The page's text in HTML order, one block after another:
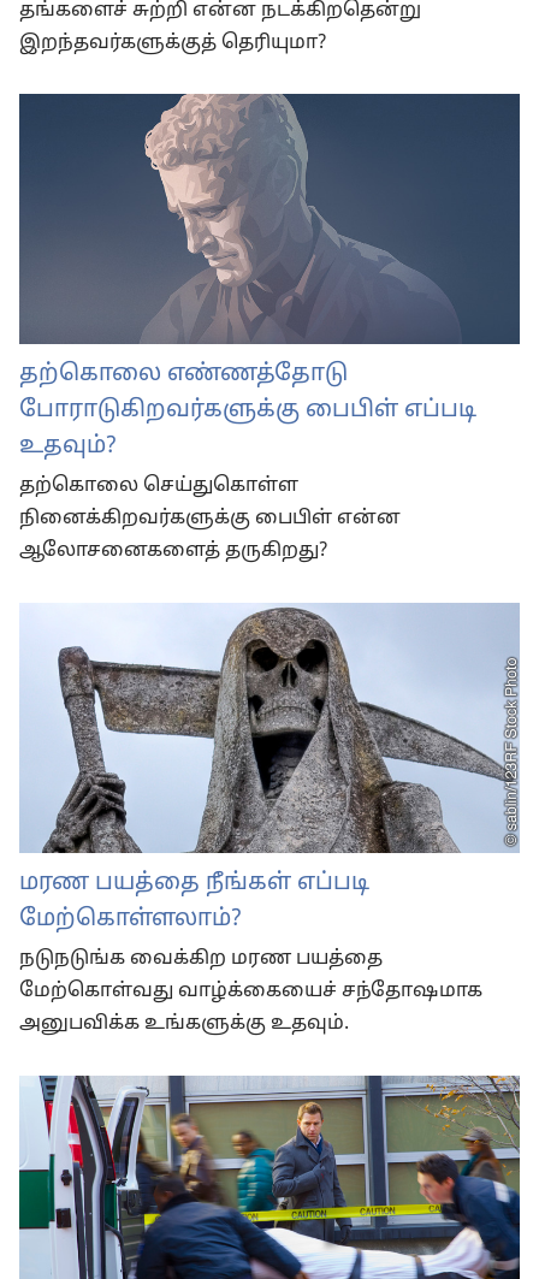
தங்களைச் சுற்றி என்ன நடக்கிறதென்று
இறந்தவர்களுக்குத் தெரியுமா?
தற்கொலை எண்ணத்தோடு
போராடுகிறவர்களுக்கு பைபிள் எப்படி
உதவும்?
தற்கொலை செய்துகொள்ள
நினைக்கிறவர்களுக்கு பைபிள் என்ன
ஆலோசனைகளைத் தருகிறது?
மரண பயத்தை நீங்கள் எப்படி
மேற்கொள்ளலாம்?
நடுநடுங்க வைக்கிற மரண பயத்தை
மேற்கொள்வது வாழ்க்கையைச் சந்தோஷமாக
அனுபவிக்க உங்களுக்கு உதவும்.